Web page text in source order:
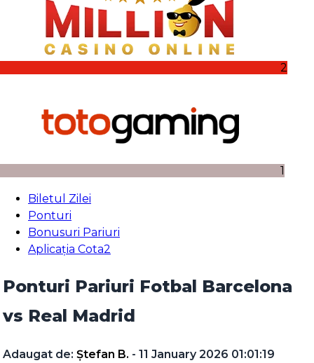
2
1
Biletul Zilei
Ponturi
Bonusuri Pariuri
Aplicația Cota2
Ponturi Pariuri Fotbal Barcelona
vs Real Madrid
Adaugat de: Ștefan B. - 11 January 2026 01:01:19